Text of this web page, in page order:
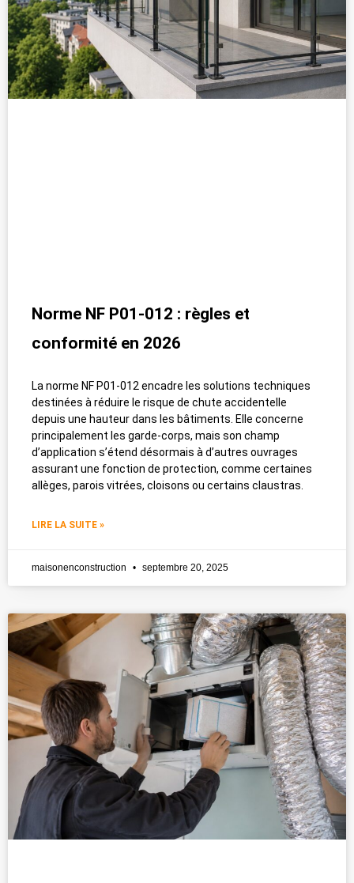
Norme NF P01-012 : règles et
conformité en 2026
La norme NF P01-012 encadre les solutions techniques
destinées à réduire le risque de chute accidentelle
depuis une hauteur dans les bâtiments. Elle concerne
principalement les garde-corps, mais son champ
d’application s’étend désormais à d’autres ouvrages
assurant une fonction de protection, comme certaines
allèges, parois vitrées, cloisons ou certains claustras.
LIRE LA SUITE »
maisonenconstruction septembre 20, 2025